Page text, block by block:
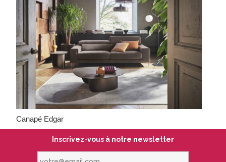
Canapé Edgar
Inscrivez-vous à notre newsletter